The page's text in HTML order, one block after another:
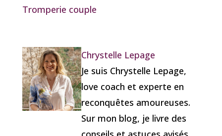
Tromperie couple
Chrystelle Lepage
Je suis Chrystelle Lepage,
love coach et experte en
reconquêtes amoureuses.
Sur mon blog, je livre des